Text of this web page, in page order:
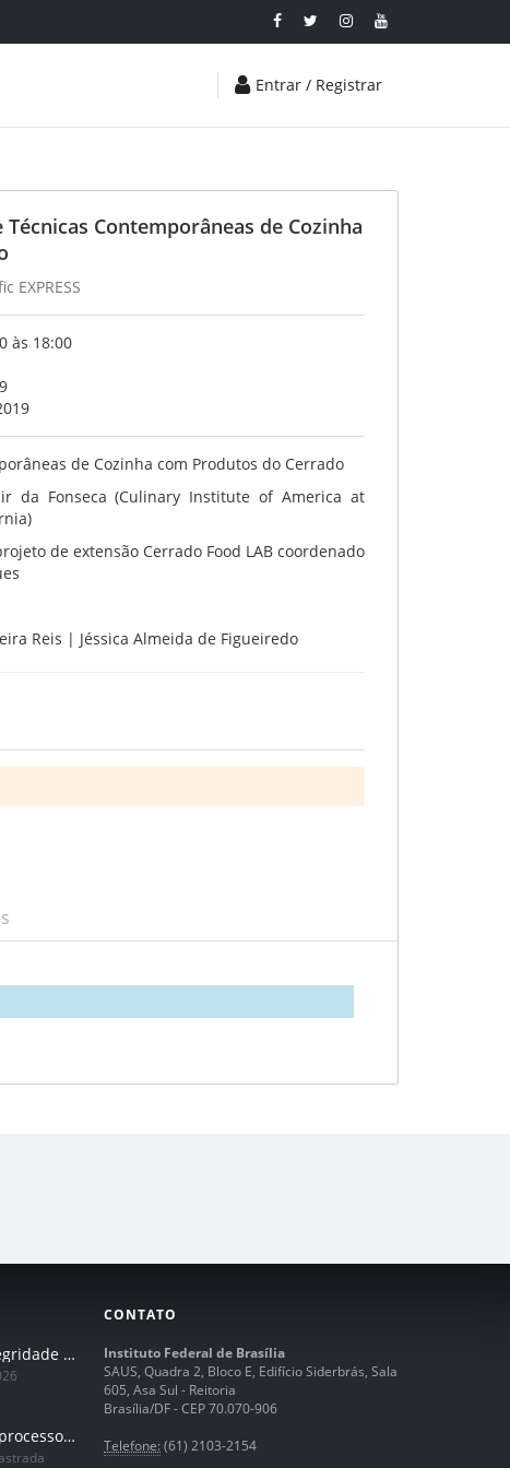
Entrar / Registrar
Contemporâneas de Cozinha
EXPRESS
às 18:00
de Cozinha com Produtos do Cerrado
da Fonseca (Culinary Institute of America at
de extensão Cerrado Food LAB coordenado
Reis | Jéssica Almeida de Figueiredo
I Seminário de Integridade do IFB
Humanização dos processos de trabalhos em tempos de IA
CONTATO
Instituto Federal de Brasília
SAUS, Quadra 2, Bloco E, Edifício Siderbrás, Sala
605, Asa Sul - Reitoria
Brasília/DF - CEP 70.070-906
Telefone: (61) 2103-2154